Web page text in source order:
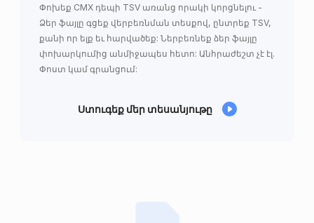
Փոխեք CMX դեպի TSV առանց որակի կորցնելու -
Ձեր ֆայլը գցեք վերբեռնման տեսքով, ընտրեք TSV,
քանի որ ելք եւ հարվածեք: Ներբեռնեք ձեր ֆայլը
փոխարկումից անմիջապես հետո: Անհրաժեշտ չէ էլ.
Փոստ կամ գրանցում:
Ստուգեք մեր տեսանյութը